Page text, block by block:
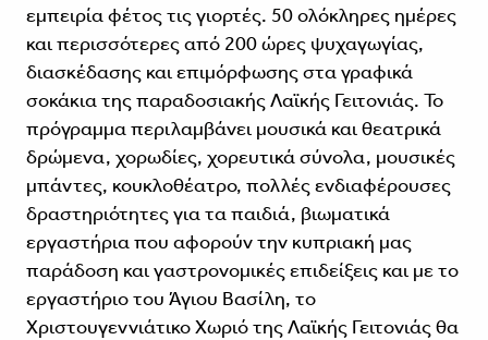
εμπειρία φέτος τις γιορτές. 50 ολόκληρες ημέρες
και περισσότερες από 200 ώρες ψυχαγωγίας,
διασκέδασης και επιμόρφωσης στα γραφικά
σοκάκια της παραδοσιακής Λαϊκής Γειτονιάς. To
πρόγραμμα περιλαμβάνει μουσικά και θεατρικά
δρώμενα, χορωδίες, χορευτικά σύνολα, μουσικές
μπάντες, κουκλοθέατρο, πολλές ενδιαφέρουσες
δραστηριότητες για τα παιδιά, βιωματικά
εργαστήρια που αφορούν την κυπριακή μας
παράδοση και γαστρονομικές επιδείξεις και με το
εργαστήριο του Άγιου Βασίλη, το
Χριστουγεννιάτικο Χωριό της Λαϊκής Γειτονιάς θα